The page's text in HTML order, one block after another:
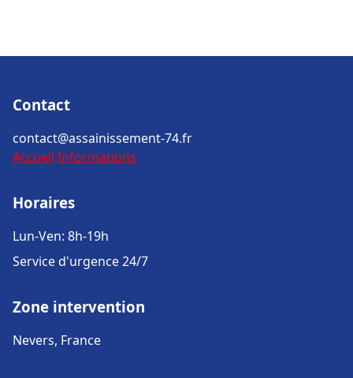
Contact
contact@assainissement-74.fr
Accueil Informations
Horaires
Lun-Ven: 8h-19h
Service d'urgence 24/7
Zone intervention
Nevers, France